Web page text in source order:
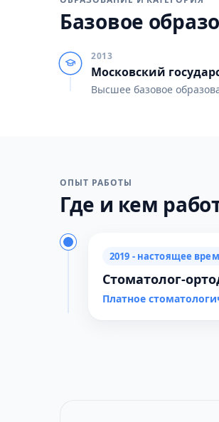
Базовое
2013
Московский
Высшее базовое
ОПЫТ РАБОТЫ
Где и кем
2019 - настоящее
Стоматолог-
Платное